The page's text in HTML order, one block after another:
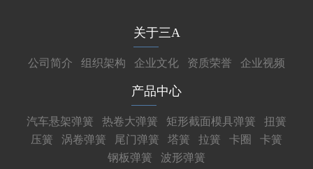
关于三A
公司简介 组织架构 企业文化 资质荣誉 企业视频
产品中心
汽车悬架弹簧 热卷大弹簧 矩形截面模具弹簧
扭簧
压簧
涡卷弹簧 尾门弹簧 塔簧 拉簧 卡圈
卡簧
钢板弹簧
波形弹簧